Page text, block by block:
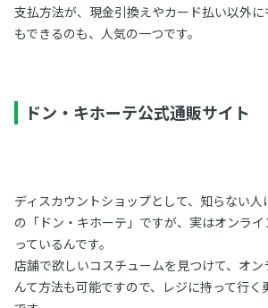
支払方法が、現金引換えやカード払い以外
もできるのも、人気の一つです。
ドン・キホーテ公式通販サイト
ディスカウントショップとして、知らない
の「ドン・キホーテ」ですが、実はオンラ
っているんです。
店舗で欲しいコスチュームを見つけて、オ
んて方法も可能ですので、レジに持って行